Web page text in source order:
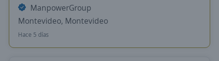
ManpowerGroup
Montevideo, Montevideo
Hace 5 días